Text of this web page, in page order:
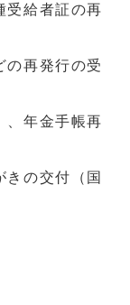
受給者証の再
の再発行の受
、年金手帳再
の交付（国